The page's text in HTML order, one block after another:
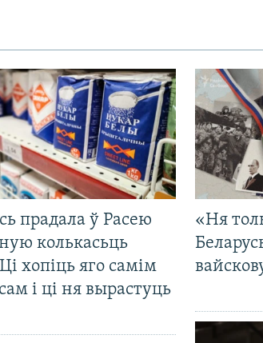
прадала ў Расею
колькасьць
хопіць яго самім
і ці ня вырастуць
«Ня